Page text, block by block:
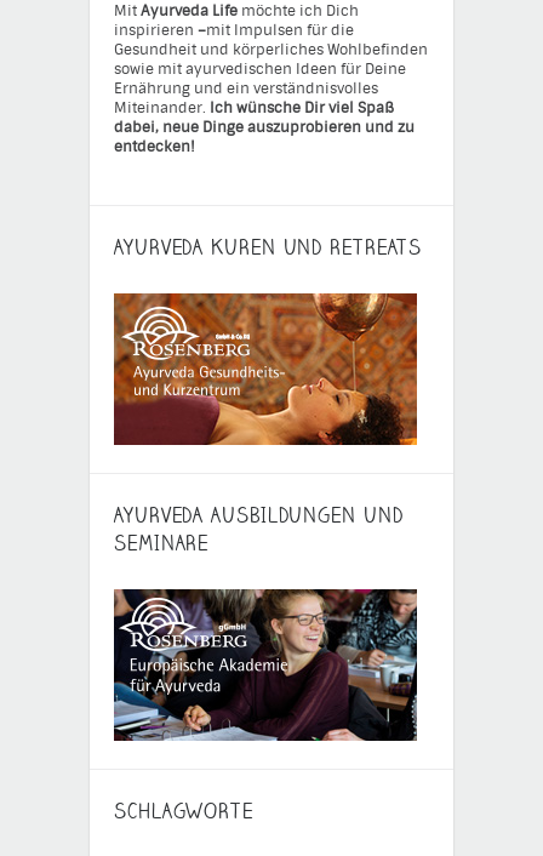
MitAyurveda Life möchte ich Dich
inspirieren –mit Impulsen für die
Gesundheit und körperliches Wohlbefinden
sowie mit ayurvedischen Ideen für Deine
Ernährung und ein verständnisvolles
Miteinander. Ich wünsche Dir viel Spaß
dabei, neue Dinge auszuprobieren und zu
entdecken!
AYURVEDA KUREN UND RETREATS
AYURVEDA AUSBILDUNGEN UND
SEMINARE
SCHLAGWORTE